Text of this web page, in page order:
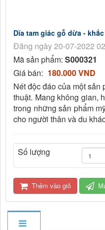
Dĩa tam giác gỗ dừa -
Đăng ngày 20-07-2022
Mã sản phẩm: S000321
Giá bán: 180.000 VND
Nét độc đáo của một sản
thuật. Mang không gian,
trong những sản phẩm
cho người thân và du
Số lượng
Thêm vào giỏ